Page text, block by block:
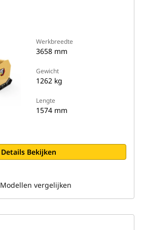
Werkbreedte
3658 mm
Gewicht
1262 kg
Lengte
1574 mm
Details Bekijken
Modellen vergelijken